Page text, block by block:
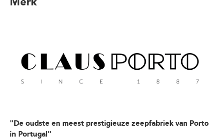
"De oudste en meest prestigieuze zeepfabriek van Porto
in Portugal"